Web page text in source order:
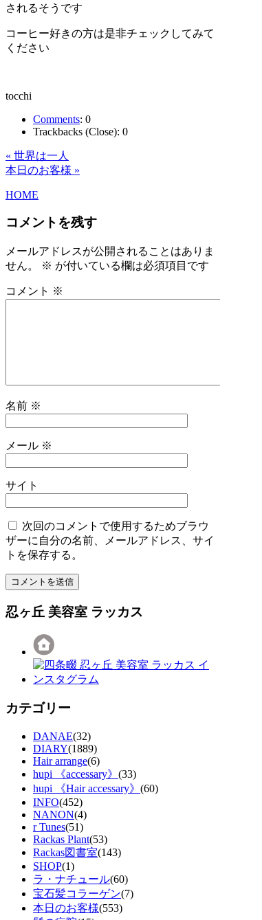
されるそうです
コーヒー好きの方は是非チェックしてみて
ください
tocchi
Comments: 0
Trackbacks (Close): 0
« 世界は一人
本日のお客様 »
HOME
コメントを残す
メールアドレスが公開されることはありま
せん。
※ が付いている欄は必須項目です
コメント ※
名前 ※
メール ※
サイト
次回のコメントで使用するためブラウ
ザーに自分の名前、メールアドレス、サイ
トを保存する。
忍ヶ丘 美容室 ラッカス
カテゴリー
DANAE(32)
DIARY(1889)
Hair arrange(6)
hupi 《accessary》 (33)
hupi 《Hair accessary》 (60)
INFO(452)
NANON(4)
r Tunes(51)
Rackas Plant(53)
Rackas図書室(143)
SHOP(1)
ラ・ナチュール(60)
宝石髪コラーゲン(7)
本日のお客様(553)